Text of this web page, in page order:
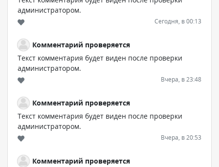
администратором.
Сегодня, в 00:13
Комментарий проверяется
Текст комментария будет виден после проверки
администратором.
Вчера, в 23:48
Комментарий проверяется
Текст комментария будет виден после проверки
администратором.
Вчера, в 20:53
Комментарий проверяется